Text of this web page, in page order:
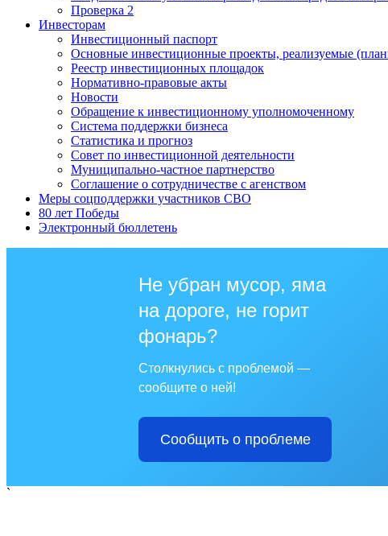
Проверка 2
Инвесторам
Инвестиционный паспорт
Основные инвестиционные проекты, реализуемые
Реестр инвестиционных площадок
Нормативно-правовые акты
Новости
Обращение к инвестиционному уполномоченному
Система поддержки бизнеса
Статистика и прогноз
Совет по инвестиционной деятельности
Муниципально-частное партнерство
Соглашение о сотрудничестве с агенством
Меры соцподдержки участников СВО
80 лет Победы
Электронный бюллетень
Не убран мусор, яма
на дороге, не горит
фонарь?
Столкнулись с проблемой —
сообщите о ней!
Сообщить о проблеме
`